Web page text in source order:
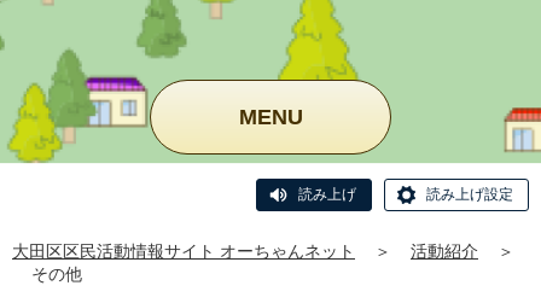
MENU
読み上げ 読み上げ設定
大田区区民活動情報サイト オーちゃんネット ＞ 活動紹介
＞
その他